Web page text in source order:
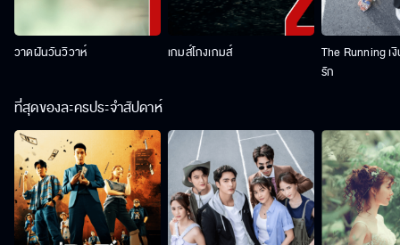
วาดฝันวันวิวาห์ เกมส์โกงเกมส์
The Running เ
รัก
ที่สุดของละครประจำสัปดาห์